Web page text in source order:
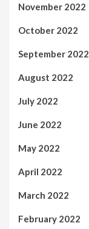
November 2022
October 2022
September 2022
August 2022
July 2022
June 2022
May 2022
April 2022
March 2022
February 2022